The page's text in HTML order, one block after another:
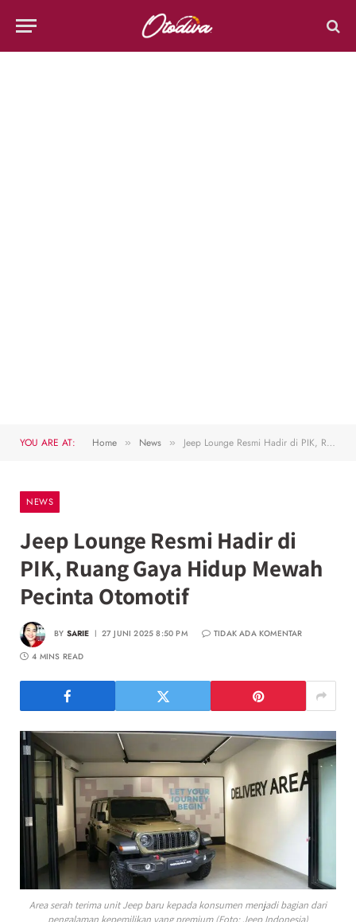
YOU ARE AT: Home » News » Jeep Lounge Resmi Hadir di PIK, Ruang Gaya Hidup Mewah Pecinta Otomotif
NEWS
Jeep Lounge Resmi Hadir di
PIK, Ruang Gaya Hidup Mewah
Pecinta Otomotif
BY SARIE 27 JUNI 2025 8:50 PM
TIDAK ADA KOMENTAR
4 MINS READ
Area serah terima unit Jeep baru kepada konsumen menjadi bagian dari